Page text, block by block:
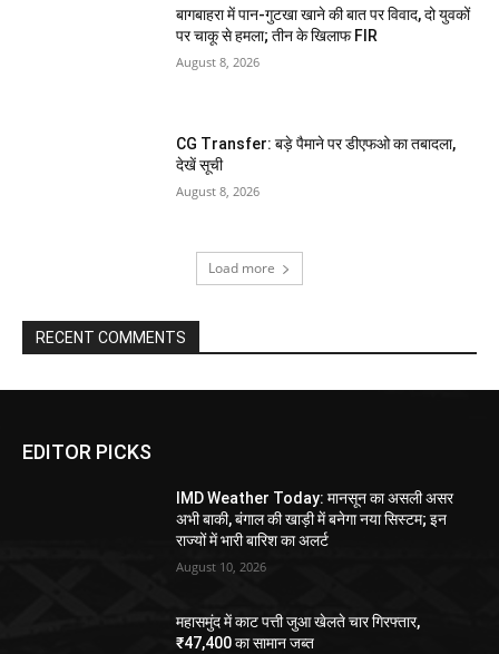
बागबाहरा में पान-गुटखा खाने की बात पर विवाद, दो युवकों
पर चाकू से हमला; तीन के खिलाफ FIR
August 8, 2026
CG Transfer: बड़े पैमाने पर डीएफओ का तबादला,
देखें सूची
August 8, 2026
Load more
RECENT COMMENTS
EDITOR PICKS
IMD Weather Today: मानसून का असली असर
अभी बाकी, बंगाल की खाड़ी में बनेगा नया सिस्टम; इन
राज्यों में भारी बारिश का अलर्ट
August 10, 2026
महासमुंद में काट पत्ती जुआ खेलते चार गिरफ्तार,
₹47,400 का सामान जब्त